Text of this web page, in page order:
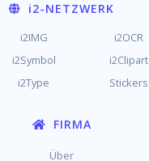
i2-NETZWERK
i2IMG
i2OCR
i2Symbol
i2Clipart
i2Type Stickers
FIRMA
Über